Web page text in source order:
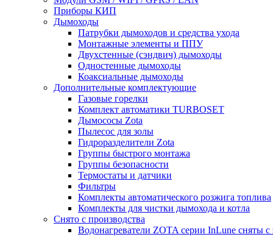
Приборы КИП
Дымоходы
Патрубки дымоходов и средства ухода
Монтажные элементы и ППУ
Двухстенные (сэндвич) дымоходы
Одностенные дымоходы
Коаксиальные дымоходы
Дополнительные комплектующие
Газовые горелки
Комплект автоматики TURBOSET
Дымососы Zota
Пылесос для золы
Гидроразделители Zota
Группы быстрого монтажа
Группы безопасности
Термостаты и датчики
Фильтры
Комплекты автоматического розжига топлива
Комплекты для чистки дымохода и котла
Снято с производства
Водонагреватели ZOTA серии InLune сняты с